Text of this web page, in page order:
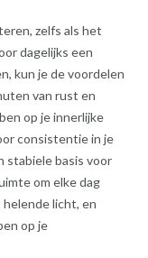
zelfs als het
dagelijks een
kun je de voordelen
van rust en
op je innerlijke
consistentie in je
stabiele basis voor
om elke dag
licht, en
op je